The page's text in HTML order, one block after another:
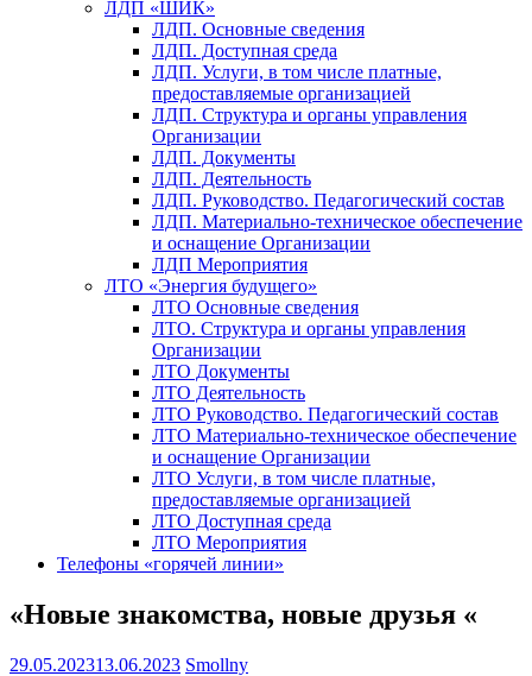
ЛДП «ШИК»
ЛДП. Основные сведения
ЛДП. Доступная среда
ЛДП. Услуги, в том числе платные,
предоставляемые организацией
ЛДП. Структура и органы управления
Организации
ЛДП. Документы
ЛДП. Деятельность
ЛДП. Руководство. Педагогический состав
ЛДП. Материально-техническое обеспечение
и оснащение Организации
ЛДП Мероприятия
ЛТО «Энергия будущего»
ЛТО Основные сведения
ЛТО. Структура и органы управления
Организации
ЛТО Документы
ЛТО Деятельность
ЛТО Руководство. Педагогический состав
ЛТО Материально-техническое обеспечение
и оснащение Организации
ЛТО Услуги, в том числе платные,
предоставляемые организацией
ЛТО Доступная среда
ЛТО Мероприятия
Телефоны «горячей линии»
«Новые знакомства, новые друзья «
29.05.202313.06.2023 Smollny